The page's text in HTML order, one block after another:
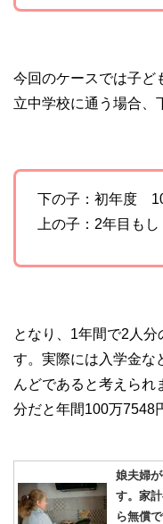
今回のケースでは子ど
立中学校に通う場合、
下の子：初年度
上の子：2年目も
となり、1年間で2人
す。実際には入学金な
んどであると考えられ
分だと年間100万7548
娘夫婦
す。家
ら無償